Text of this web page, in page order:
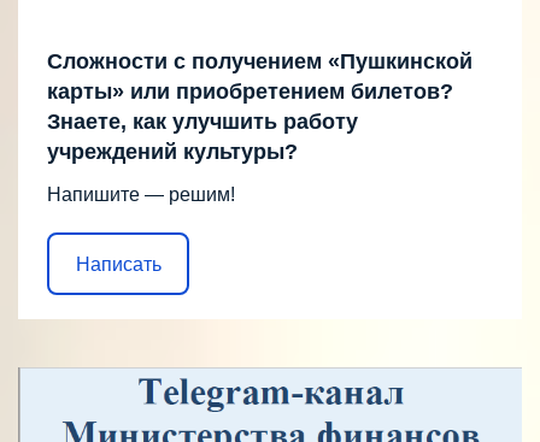
Сложности с получением «Пушкинской
карты» или приобретением билетов?
Знаете, как улучшить работу
учреждений культуры?
Напишите — решим!
Написать